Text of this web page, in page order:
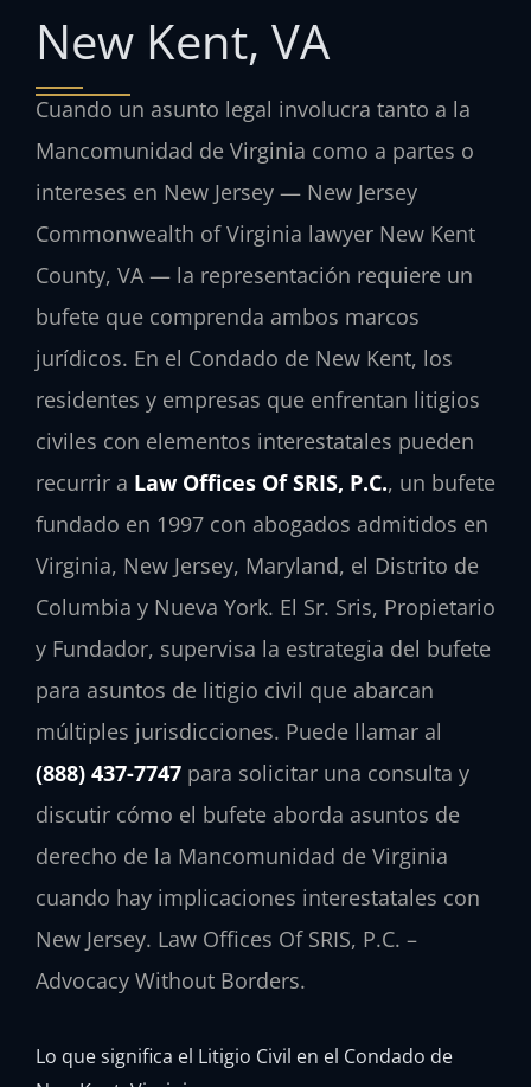
New Kent, VA
Cuando un asunto legal involucra tanto a la
Mancomunidad de Virginia como a partes o
intereses en New Jersey — New Jersey
Commonwealth of Virginia lawyer New Kent
County, VA — la representación requiere un
bufete que comprenda ambos marcos
jurídicos. En el Condado de New Kent, los
residentes y empresas que enfrentan litigios
civiles con elementos interestatales pueden
recurrir a Law Offices Of SRIS, P.C., un bufete
fundado en 1997 con abogados admitidos en
Virginia, New Jersey, Maryland, el Distrito de
Columbia y Nueva York. El Sr. Sris, Propietario
y Fundador, supervisa la estrategia del bufete
para asuntos de litigio civil que abarcan
múltiples jurisdicciones. Puede llamar al
(888) 437-7747 para solicitar una consulta y
discutir cómo el bufete aborda asuntos de
derecho de la Mancomunidad de Virginia
cuando hay implicaciones interestatales con
New Jersey. Law Offices Of SRIS, P.C. –
Advocacy Without Borders.
Lo que significa el Litigio Civil en el Condado de